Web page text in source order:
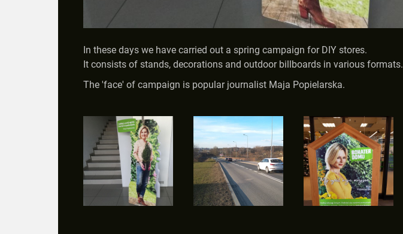
In these days we have carried out a spring campaign for DIY stores.
It consists of stands, decorations and outdoor billboards in various formats.
The 'face' of campaign is popular journalist Maja Popielarska.